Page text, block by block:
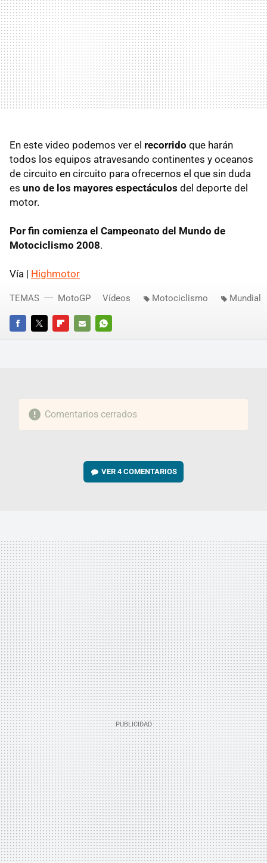
En este video podemos ver el recorrido que harán
todos los equipos atravesando continentes y oceanos
de circuito en circuito para ofrecernos el que sin duda
es uno de los mayores espectáculos del deporte del
motor.
Por fin comienza el Campeonato del Mundo de
Motociclismo 2008.
Vía | Highmotor
FACEBOOKTWITTERFLIPBOARD
E-
WHATSAPP
TEMAS MotoGP Vídeos Motociclismo Mundial
Comentarios cerrados
VER4 COMENTARIOS